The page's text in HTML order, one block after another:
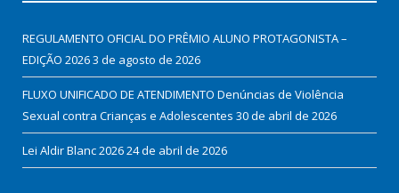
REGULAMENTO OFICIAL DO PRÊMIO ALUNO PROTAGONISTA –
EDIÇÃO 20263 de agosto de 2026
FLUXO UNIFICADO DE ATENDIMENTO Denúncias de Violência
Sexual contra Crianças e Adolescentes 30 de abril de 2026
Lei Aldir Blanc 202624 de abril de 2026